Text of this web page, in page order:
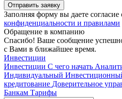
Отправить заявку
Заполняя форму вы даете согласие
конфиденциальности и правилами
Обращение в компанию
Спасибо! Ваше сообщение
с Вами в ближайшее время.
Инвестиции
Инвестиции С чего начать
Индивидуальный
кредитование Доверительное
Банкам Тарифы